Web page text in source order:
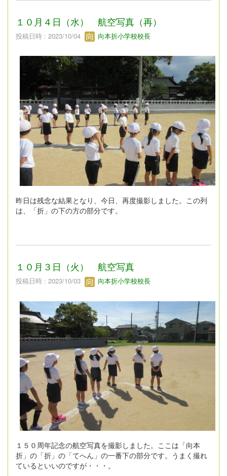
１０月４日（水） 航空写真（再）
投稿日時 : 2023/10/04 向本折小学校校長
昨日は残念な結果となり、今日、再度撮影しました。この列
は、「折」の下の方の部分です。
１０月３日（火） 航空写真
投稿日時 : 2023/10/03 向本折小学校校長
１５０周年記念の航空写真を撮影しました。ここは「向本
折」の「折」の「てへん」の一番下の部分です。うまく撮れ
ているといいのですが・・・。